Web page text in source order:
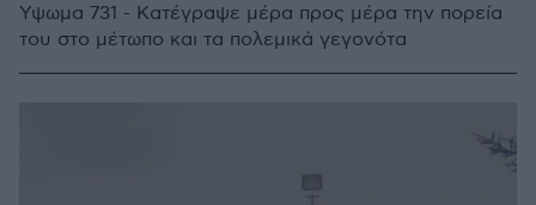
Ύψωμα 731 - Κατέγραψε μέρα προς μέρα την πορεία
του στο μέτωπο και τα πολεμικά γεγονότα